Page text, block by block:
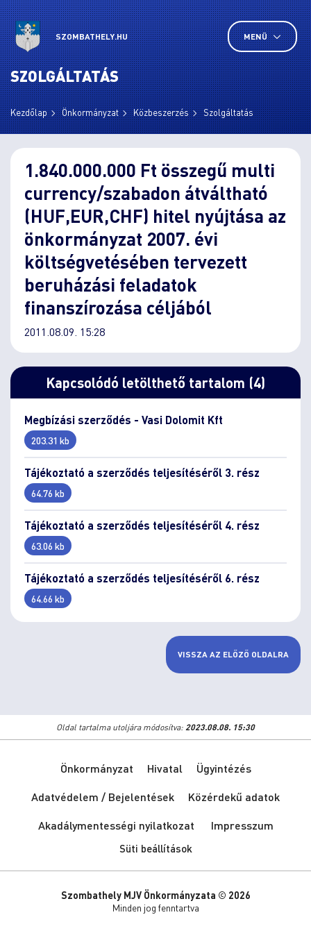
SZOMBATHELY.HU MENÜ
SZOLGÁLTATÁS
Kezdőlap Önkormányzat Közbeszerzés Szolgáltatás
1.840.000.000 Ft összegű multi
currency/szabadon átváltható
(HUF,EUR,CHF) hitel nyújtása az
önkormányzat 2007. évi
költségvetésében tervezett
beruházási feladatok
finanszírozása céljából
2011.08.09. 15:28
Kapcsolódó letölthető tartalom (4)
Megbízási szerződés - Vasi Dolomit Kft
203.31 kb
Tájékoztató a szerződés teljesítéséről 3. rész
64.76 kb
Tájékoztató a szerződés teljesítéséről 4. rész
63.06 kb
Tájékoztató a szerződés teljesítéséről 6. rész
64.66 kb
VISSZA AZ ELŐZŐ OLDALRA
Oldal tartalma utoljára módosítva: 2023.08.08. 15:30
Önkormányzat Hivatal
Ügyintézés
Adatvédelem / Bejelentések
Közérdekű adatok
Akadálymentességi nyilatkozat
Impresszum
Süti beállítások
Szombathely MJV Önkormányzata © 2026
Minden jog fenntartva